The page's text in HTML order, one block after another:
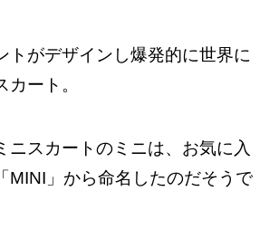
トがデザインし爆発的に世界に
カート。
ニスカートのミニは、お気に入
MINI」から命名したのだそうで